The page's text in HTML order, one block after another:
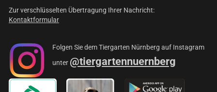
Zur verschlüsselten Übertragung Ihrer Nachricht:
Kontaktformular
Folgen Sie dem Tiergarten Nürnberg auf Instagram
unter @tiergartennuernberg